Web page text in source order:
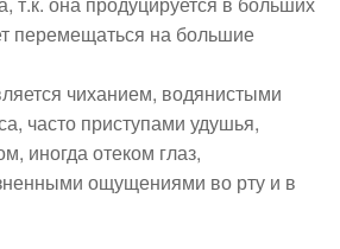
перемещаться на большие
чиханием, водянистыми
часто приступами удушья,
иногда отеком глаз,
ощущениями во рту и в